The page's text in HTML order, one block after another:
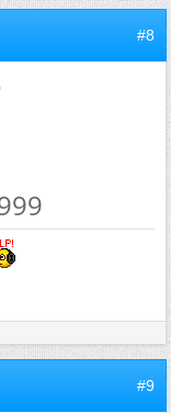
#8
#9